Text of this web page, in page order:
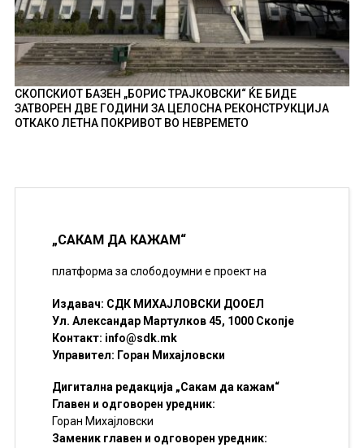
СКОПСКИОТ БАЗЕН „БОРИС ТРАЈКОВСКИ“ ЌЕ БИДЕ
ЗАТВОРЕН ДВЕ ГОДИНИ ЗА ЦЕЛОСНА РЕКОНСТРУКЦИЈА
ОТКАКО ЛЕТНА ПОКРИВОТ ВО НЕВРЕМЕТО
„САКАМ ДА КАЖАМ“
платформа за слободоумни е проект на
Издавач: СДК МИХАЈЛОВСКИ ДООЕЛ
Ул. Александар Мартулков 45, 1000 Скопје
Контакт: info@sdk.mk
Управител: Горан Михајловски
Дигитална редакција „Сакам да кажам“
Главен и одговорен уредник:
Горан Михајловски
Заменик главен и одговорен уредник: